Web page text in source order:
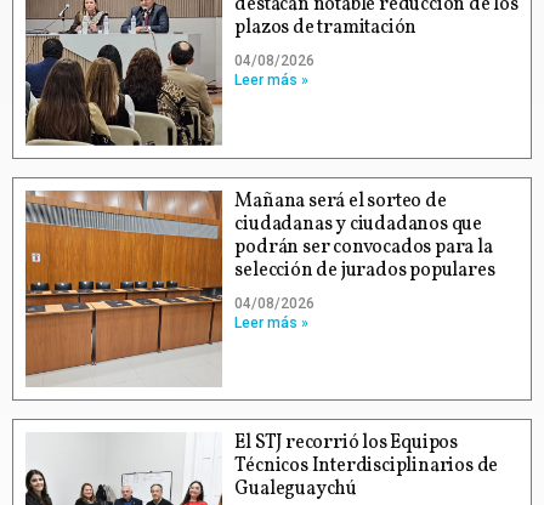
plazos de tramitación
04/08/2026
Leer más »
Mañana será el sorteo de
ciudadanas y ciudadanos que
podrán ser convocados para la
selección de jurados populares
04/08/2026
Leer más »
El STJ recorrió los Equipos
Técnicos Interdisciplinarios de
Gualeguaychú